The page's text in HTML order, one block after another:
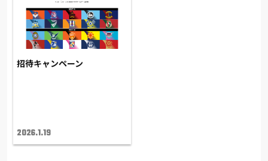
招待キャンペーン
2026.1.19